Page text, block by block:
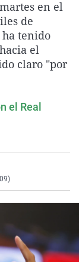
de los vientos
viajera
el perro y el
de
Viuda
en el
de
tenido
el
claro "por
el Real